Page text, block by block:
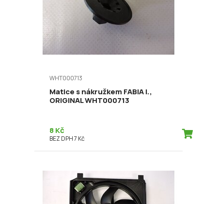
WHT000713
Matice s nákružkem FABIA I.,
ORIGINAL WHT000713
8 Kč
BEZ DPH 7 Kč